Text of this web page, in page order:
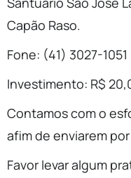
Capão Raso.
Fone: (41) 3027-1051
Investimento: R$
Contamos com o
afim de enviarem
Favor levar algum